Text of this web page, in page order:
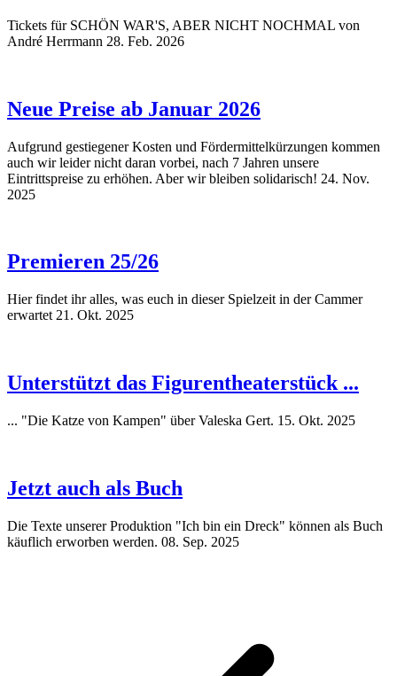
Tickets für SCHÖN WAR'S, ABER NICHT NOCHMAL von
André Herrmann 28. Feb. 2026
Neue Preise ab Januar 2026
Aufgrund gestiegener Kosten und Fördermittelkürzungen kommen
auch wir leider nicht daran vorbei, nach 7 Jahren unsere
Eintrittspreise zu erhöhen. Aber wir bleiben solidarisch! 24. Nov.
2025
Premieren 25/26
Hier findet ihr alles, was euch in dieser Spielzeit in der Cammer
erwartet 21. Okt. 2025
Unterstützt das Figurentheaterstück ...
... "Die Katze von Kampen" über Valeska Gert. 15. Okt. 2025
Jetzt auch als Buch
Die Texte unserer Produktion "Ich bin ein Dreck" können als Buch
käuflich erworben werden. 08. Sep. 2025